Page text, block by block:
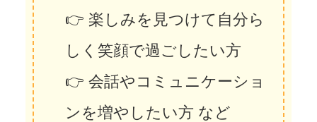
👉 楽しみを見つけて自分ら
しく笑顔で過ごしたい方
👉 会話やコミュニケーショ
ンを増やしたい方 など